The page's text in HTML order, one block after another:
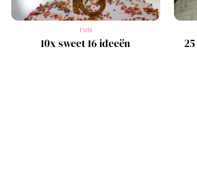
FUN
10x sweet 16 ideeën